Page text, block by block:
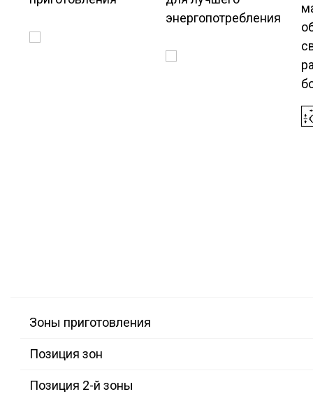
энергопотребления
Зоны приготовления
Позиция зон
Позиция 2-й зоны